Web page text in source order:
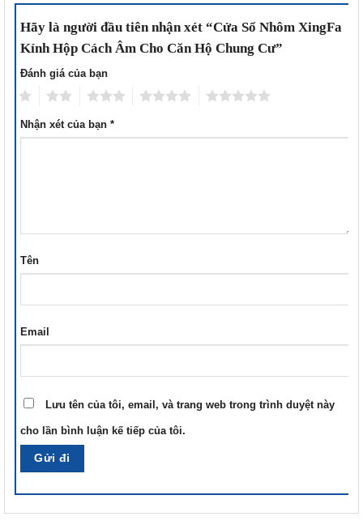
Hãy là người đầu tiên nhận xét “Cửa Sổ Nhôm XingFa
Kính Hộp Cách Âm Cho Căn Hộ Chung Cư”
Đánh giá của bạn
Nhận xét của bạn *
Tên
Email
Lưu tên của tôi, email, và trang web trong trình duyệt này
cho lần bình luận kế tiếp của tôi.